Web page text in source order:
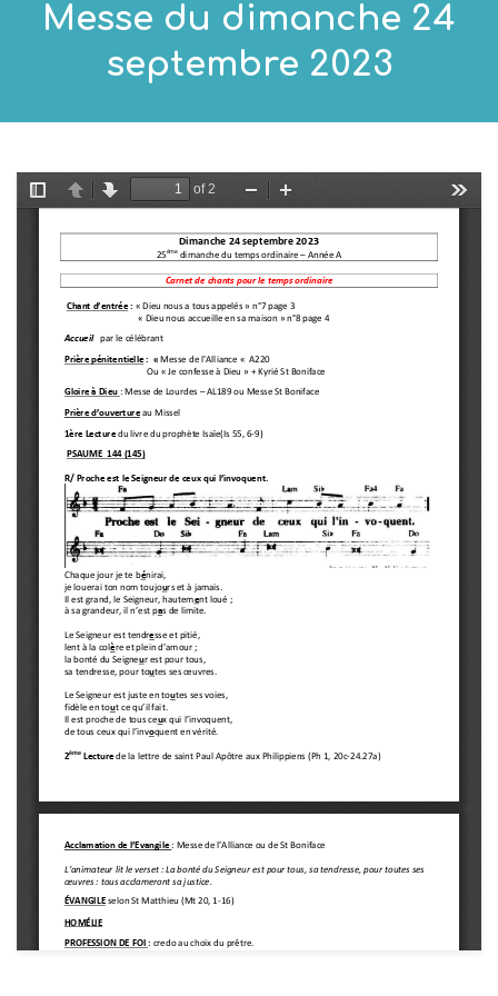
Messe du dimanche 24
septembre 2023